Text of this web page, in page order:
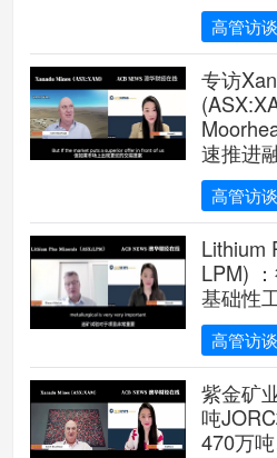
高管访谈
专访
速推进
高管访谈
Lithium
LPM)
基础性
高管访谈
紫金矿
吨
470万